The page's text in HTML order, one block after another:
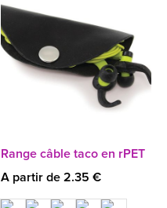
Range câble taco en rPET
A partir de 2.35 €